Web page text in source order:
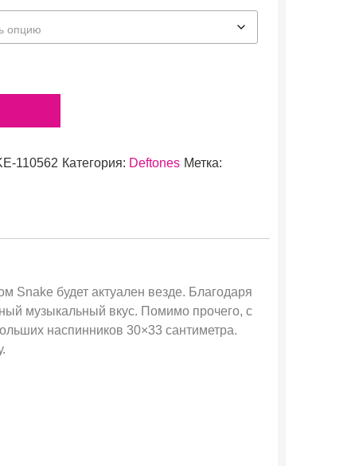
110562 Категория: Deftones Метка:
Snake будет актуален везде. Благодаря
музыкальный вкус. Помимо прочего, с
наспинников 30×33 сантиметра.